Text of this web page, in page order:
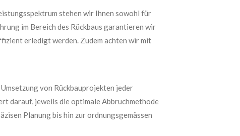
stehen wir Ihnen sowohl für
im Bereich des Rückbaus garantieren wir
erledigt werden. Zudem achten wir mit
von Rückbauprojekten jeder
darauf, jeweils die optimale Abbruchmethode
Planung bis hin zur ordnungsgemässen